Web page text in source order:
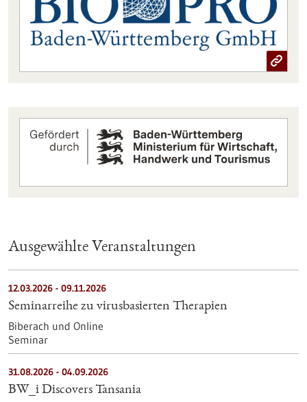
Ausgewählte Veranstaltungen
12.03.2026 - 09.11.2026
Seminarreihe zu virusbasierten Therapien
Biberach und Online
Seminar
31.08.2026 - 04.09.2026
BW_i Discovers Tansania